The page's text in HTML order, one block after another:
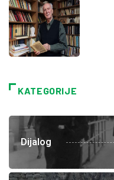
KATEGORIJE
Dijalog